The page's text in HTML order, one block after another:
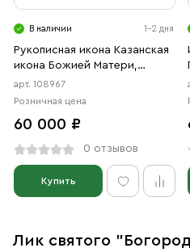
В наличии 1-2 дня
Рукописная икона Казанская
икона Божией Матери,
писаная икона
арт. 108967
Розничная цена
60 000 ₽
0 отзывов
Купить
Лик святого